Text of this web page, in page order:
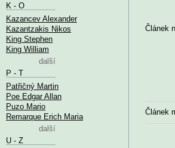
Článek
Článek
K - O
Kazancev Alexander
Kazantzakis Nikos
King Stephen
King William
další
P - T
Patřičný Martin
Poe Edgar Allan
Puzo Mario
Remarque Erich Maria
další
U - Z